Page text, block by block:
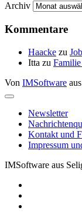
Archiv
Kommentare
Haacke zu
Itta zu Familie
Von IMSoftware
Newsletter
Kontakt und
Impressum
IMSoftware aus